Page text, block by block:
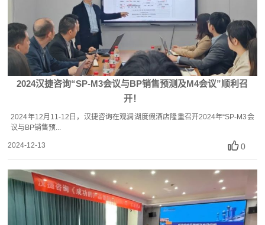
2024汉捷咨询“SP-M3会议与BP销售预测及M4会议”顺利召
开！
2024年12月11-12日，汉捷咨询在观澜湖度假酒店隆重召开2024年“SP-M3会
议与BP销售预...
2024-12-13 0